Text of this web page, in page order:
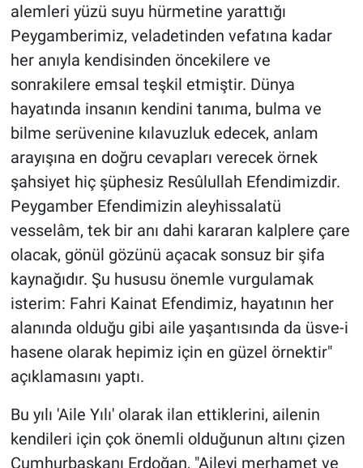
alemleri yüzü suyu hürmetine yarattığı
Peygamberimiz, veladetinden vefatına kadar
her anıyla kendisinden öncekilere ve
sonrakilere emsal teşkil etmiştir. Dünya
hayatında insanın kendini tanıma, bulma ve
bilme serüvenine kılavuzluk edecek, anlam
arayışına en doğru cevapları verecek örnek
şahsiyet hiç şüphesiz Resûlullah Efendimizdir.
Peygamber Efendimizin aleyhissalatü
vesselâm, tek bir anı dahi kararan kalplere çare
olacak, gönül gözünü açacak sonsuz bir şifa
kaynağıdır. Şu hususu önemle vurgulamak
isterim: Fahri Kainat Efendimiz, hayatının her
alanında olduğu gibi aile yaşantısında da üsve-i
hasene olarak hepimiz için en güzel örnektir"
açıklamasını yaptı.
Bu yılı 'Aile Yılı' olarak ilan ettiklerini, ailenin
kendileri için çok önemli olduğunun altını çizen
Cumhurbaşkanı Erdoğan, "Aileyi merhamet ve